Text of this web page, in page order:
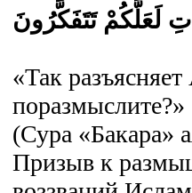
لَعَلَّكُمْ تَتَفَكَّرُونَ
«Так
поразмыслите?»
(Сура «Бакара»
Призыв к